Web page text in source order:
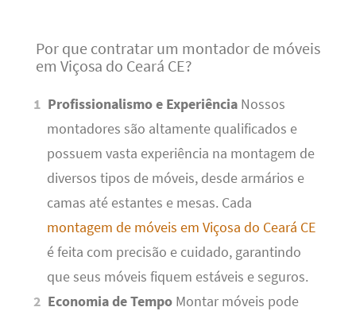
Por que contratar um montador de móveis
em Viçosa do Ceará CE?
Profissionalismo e Experiência Nossos
montadores são altamente qualificados e
possuem vasta experiência na montagem de
diversos tipos de móveis, desde armários e
camas até estantes e mesas. Cada
montagem de móveis em Viçosa do Ceará CE
é feita com precisão e cuidado, garantindo
que seus móveis fiquem estáveis e seguros.
Economia de Tempo Montar móveis pode